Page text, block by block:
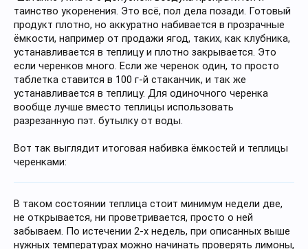
таинство укоренения. Это всё, пол дела позади. Готовый
продукт плотно, но аккуратно набивается в прозрачные
ёмкости, например от продажи ягод, таких, как клубника,
устанавливается в теплицу и плотно закрывается. Это
если черенков много. Если же черенок один, то просто
таблетка ставится в 100 г-й стаканчик, и так же
устанавливается в теплицу. Для одиночного черенка
вообще лучше вместо теплицы использовать
разрезанную пэт. бутылку от воды.
Вот так выглядит итоговая набивка ёмкостей и теплицы
черенками:
В таком состоянии теплица стоит минимум недели две,
не открывается, ни проветривается, просто о ней
забываем. По истечении 2-х недель, при описанных выше
нужных температурах можно начинать проверять лимоны,